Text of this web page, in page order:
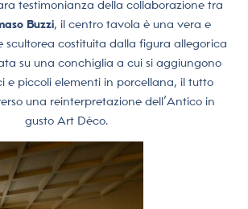
testimonianza della collaborazione tra
Buzzi, il centro tavola è una vera e
scultorea costituita dalla figura allegorica
su una conchiglia a cui si aggiungono
e piccoli elementi in porcellana, il tutto
una reinterpretazione dell’Antico in
gusto Art Déco.